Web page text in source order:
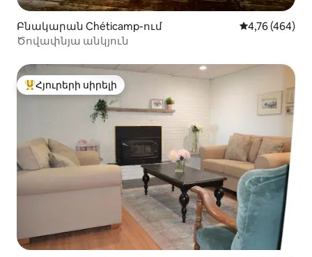
Բնակարան Chéticamp-ում Միջին
4,76 (464)
Ծովափնյա անկյուն
Հյուրերի սիրելի լավագույն տները
Հյուրերի սիրելի